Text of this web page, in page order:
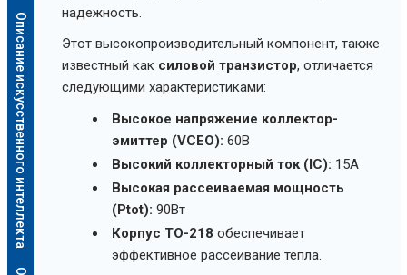
Описание искусственного интеллекта
надежность.
Этот высокопроизводительный компонент, также
известный как силовой транзистор, отличается
следующими характеристиками:
Высокое напряжение коллектор-
эмиттер (VCEO): 60В
Высокий коллекторный ток (IC): 15А
Высокая рассеиваемая мощность
(Ptot): 90Вт
Корпус TO-218 обеспечивает
эффективное рассеивание тепла.